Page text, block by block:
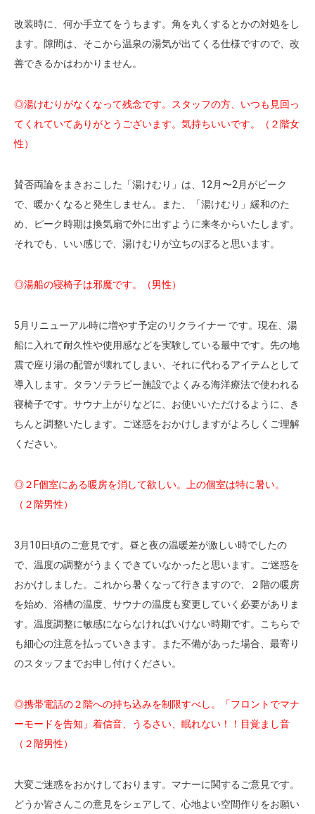
改装時に、何か手立てをうちます。角を丸くするとかの対処をし
ます。隙間は、そこから温泉の湯気が出てくる仕様ですので、改
善できるかはわかりません。
◎湯けむりがなくなって残念です。スタッフの方、いつも見回っ
てくれていてありがとうございます。気持ちいいです。（２階女
性）
賛否両論をまきおこした「湯けむり」は、12月〜2月がピーク
で、暖かくなると発生しません。また、「湯けむり」緩和のた
め、ピーク時期は換気扇で外に出すように来冬からいたします。
それでも、いい感じで、湯けむりが立ちのぼると思います。
◎湯船の寝椅子は邪魔です。（男性）
5月リニューアル時に増やす予定のリクライナー です。現在、湯
船に入れて耐久性や使用感などを実験している最中です。先の地
震で座り湯の配管が壊れてしまい、それに代わるアイテムとして
導入します。タラソテラピー施設でよくみる海洋療法で使われる
寝椅子です。サウナ上がりなどに、お使いいただけるように、き
ちんと調整いたします。ご迷惑をおかけしますがよろしくご理解
ください。
◎２F個室にある暖房を消して欲しい。上の個室は特に暑い。
（２階男性）
3月10日頃のご意見です。昼と夜の温暖差が激しい時でしたの
で、温度の調整がうまくできていなかったと思います。ご迷惑を
おかけしました。これから暑くなって行きますので、２階の暖房
を始め、浴槽の温度、サウナの温度も変更していく必要がありま
す。温度調整に敏感にならなければいけない時期です。こちらで
も細心の注意を払っていきます。また不備があった場合、最寄り
のスタッフまでお申し付けください。
◎携帯電話の２階への持ち込みを制限すべし。「フロントでマナ
ーモードを告知」着信音、うるさい、眠れない！！目覚まし音
（２階男性）
大変ご迷惑をおかけしております。マナーに関するご意見です。
どうか皆さんこの意見をシェアして、心地よい空間作りをお願い